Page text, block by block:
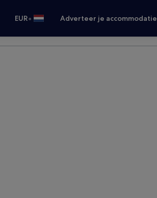
EUR• Adverteer je accommodatie